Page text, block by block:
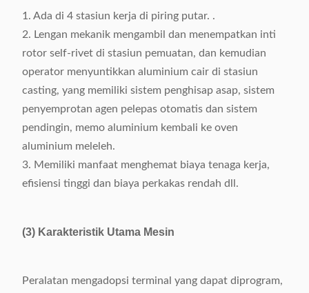
bakar
425L
injeksi lambat-190mm /
s, injeksi cepat-600mm /
s
Tenaga motor dari pompa
hidrolik piston variabel 40L
7.5kw
22.6MPa
1. Ada di 4 stasiun kerja di piring putar. .
2. Lengan mekanik mengambil dan menempatkan inti
rotor self-rivet di stasiun pemuatan, dan kemudian
operator menyuntikkan aluminium cair di stasiun
casting, yang memiliki sistem penghisap asap, sistem
penyemprotan agen pelepas otomatis dan sistem
pendingin, memo aluminium kembali ke oven
aluminium meleleh.
3. Memiliki manfaat menghemat biaya tenaga kerja,
efisiensi tinggi dan biaya perkakas rendah dll.
(3) Karakteristik Utama Mesin
Peralatan mengadopsi terminal yang dapat diprogram,